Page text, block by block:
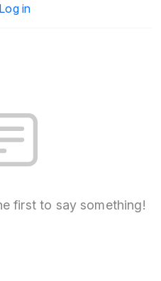
Log in
first to say something!